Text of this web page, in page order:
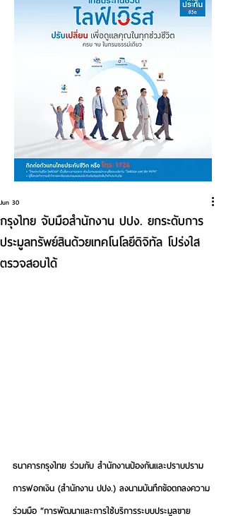
กรุงไทย จับมือสำนักงาน ปปง. ยกระดับการ
ประมูลทรัพย์สินด้วยเทคโนโลยีดิจิทัล โปร่งใส
ตรวจสอบได้
Jun 30
ธนาคารกรุงไทย ร่วมกับ สำนักงานป้องกันและปราบปราม
การฟอกเงิน (สำนักงาน ปปง.) ลงนามบันทึกข้อตกลงความ
ร่วมมือ “การพัฒนาและการใช้บริการระบบประมูลขาย